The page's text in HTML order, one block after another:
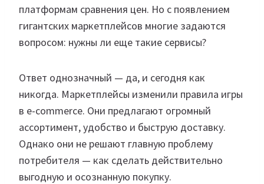
платформам сравнения цен. Но с появлением
гигантских маркетплейсов многие задаются
вопросом: нужны ли еще такие сервисы?
Ответ однозначный — да, и сегодня как
никогда. Маркетплейсы изменили правила игры
в e-commerce. Они предлагают огромный
ассортимент, удобство и быструю доставку.
Однако они не решают главную проблему
потребителя — как сделать действительно
выгодную и осознанную покупку.